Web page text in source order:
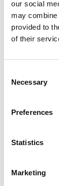
our social
may combine
provided to
of their
Selection
Necessary
Preferences
Statistics
Marketing
Sales Manager